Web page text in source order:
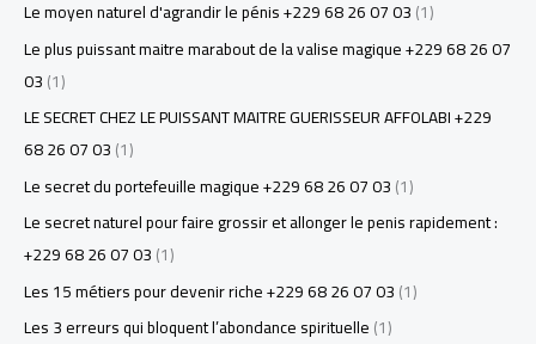
Le moyen naturel d'agrandir le pénis +229 68 26 07 03(1)
Le plus puissant maitre marabout de la valise magique +229 68 26 07
03(1)
LE SECRET CHEZ LE PUISSANT MAITRE GUERISSEUR AFFOLABI +229
68 26 07 03(1)
Le secret du portefeuille magique +229 68 26 07 03(1)
Le secret naturel pour faire grossir et allonger le penis rapidement :
+229 68 26 07 03(1)
Les 15 métiers pour devenir riche +229 68 26 07 03(1)
Les 3 erreurs qui bloquent l’abondance spirituelle(1)